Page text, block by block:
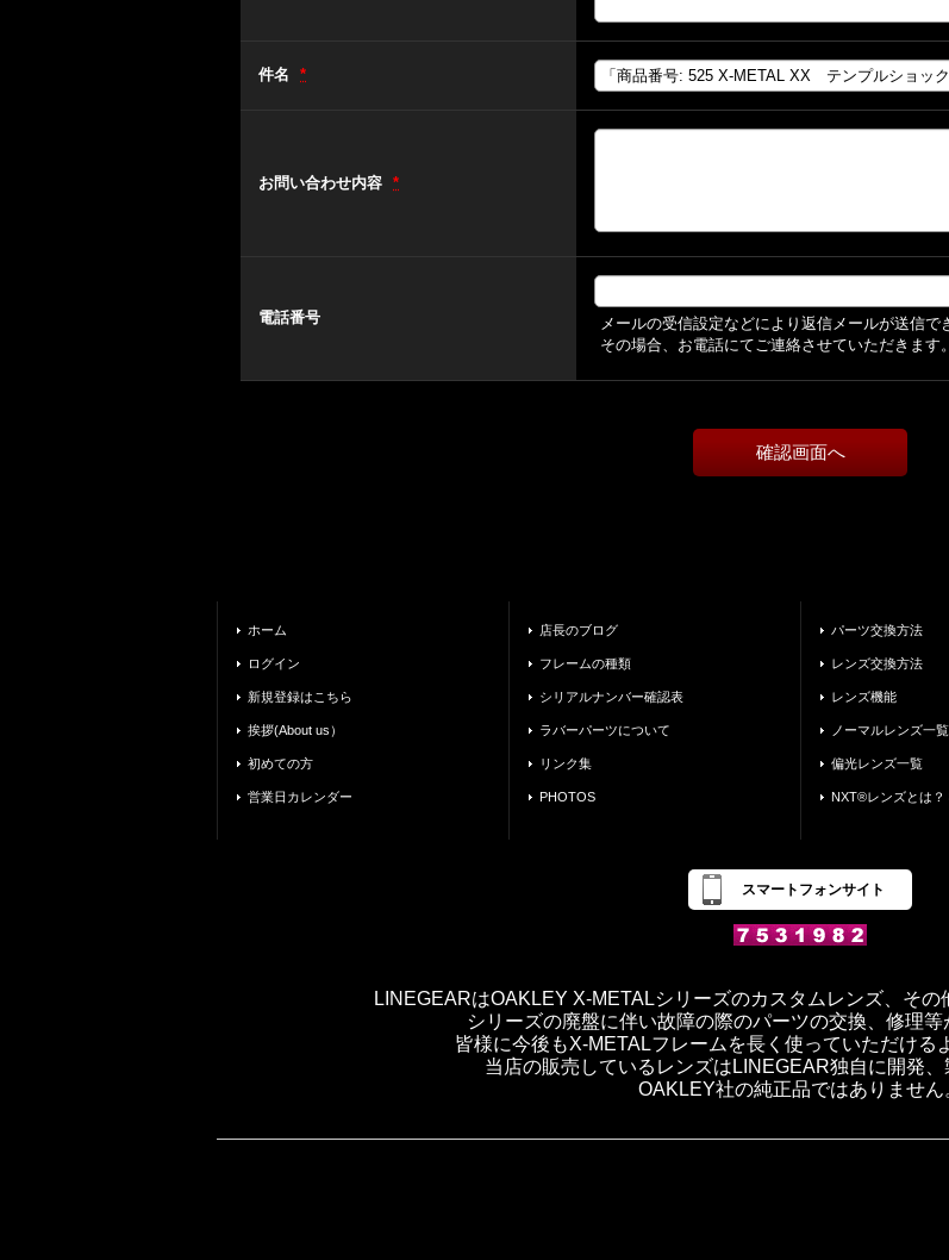
件名 *
お問い合わせ内容 *
電話番号
メールの受信設定などにより返信メールが送信で
その場合、お電話にてご連絡させていただきます。
ホーム
ログイン
新規登録はこちら
挨拶(About us）
初めての方
営業日カレンダー
店長のブログ
フレームの種類
シリアルナンバー確認表
ラバーパーツについて
リンク集
PHOTOS
パーツ交換方法
レンズ交換方法
レンズ機能
ノーマルレンズ一覧
偏光レンズ一覧
NXT®レンズとは？
スマートフォンサイト
LINEGEARはOAKLEY X-METALシリーズのカスタムレンズ、その
シリーズの廃盤に伴い故障の際のパーツの交換、修理等
皆様に今後もX-METALフレームを長く使っていただける
当店の販売しているレンズはLINEGEAR独自に開発、
OAKLEY社の純正品ではありません